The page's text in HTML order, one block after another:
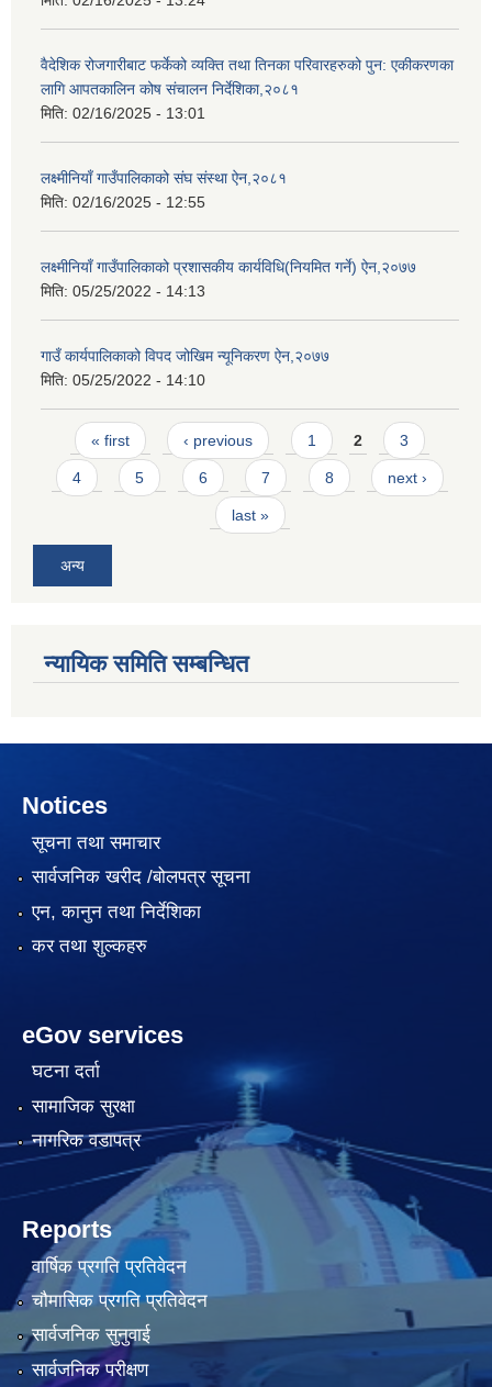
वैदेशिक रोजगारीबाट फर्केको व्यक्ति तथा तिनका परिवारहरुको पुन: एकीकरणका
लागि आपतकालिन कोष संचालन निर्देशिका,२०८१
मिति: 02/16/2025 - 13:01
लक्ष्मीनियाँ गाउँपालिकाको संघ संस्था ऐन,२०८१
मिति: 02/16/2025 - 12:55
लक्ष्मीनियाँ गाउँपालिकाको प्रशासकीय कार्यविधि(नियमित गर्ने) ऐन,२०७७
मिति: 05/25/2022 - 14:13
गाउँ कार्यपालिकाको विपद जोखिम न्यूनिकरण ऐन,२०७७
मिति: 05/25/2022 - 14:10
Pages
« first ‹ previous 1 2 3
4 5 6 7 8 next ›
last »
अन्य
न्यायिक समिति सम्बन्धित
Notices
सूचना तथा समाचार
सार्वजनिक खरीद /बोलपत्र सूचना
एन, कानुन तथा निर्देशिका
कर तथा शुल्कहरु
eGov services
घटना दर्ता
सामाजिक सुरक्षा
नागरिक वडापत्र
Reports
वार्षिक प्रगति प्रतिवेदन
चौमासिक प्रगति प्रतिवेदन
सार्वजनिक सुनुवाई
सार्वजनिक परीक्षण